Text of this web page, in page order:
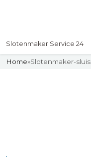
Slotenmaker Service 24
Home»Slotenmaker-sluis